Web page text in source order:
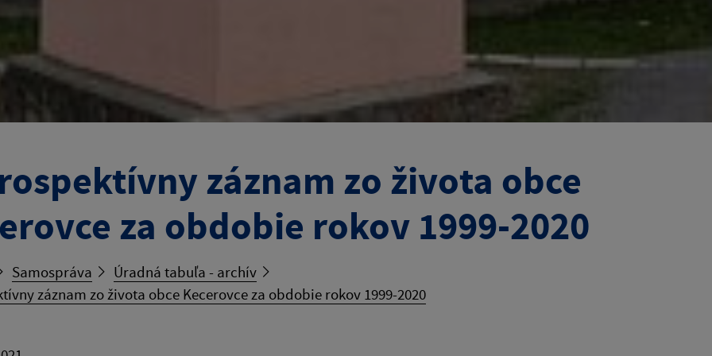
záznam zo života obce
za obdobie rokov 1999-2020
Samospráva
Úradná tabuľa - archív
záznam zo života obce Kecerovce za obdobie rokov 1999-2020